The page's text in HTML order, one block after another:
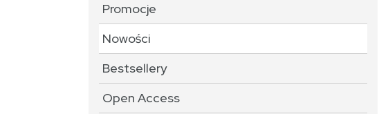
Promocje
Nowości
Bestsellery
Open Access